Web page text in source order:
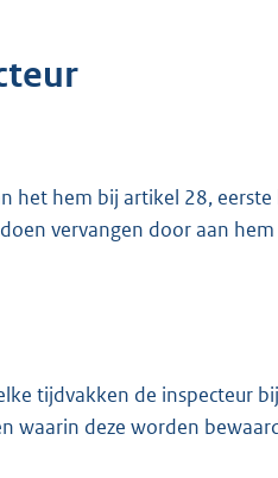
het hem bij artikel 28,
vervangen door aan
tijdvakken de inspecteur
waarin deze worden